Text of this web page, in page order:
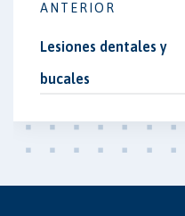
ANTERIOR
Lesiones dentales y
bucales